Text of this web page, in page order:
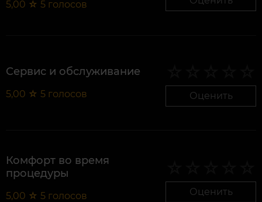
5,00 ☆ 5 голосов
Сервис и обслуживание
5,00 ☆ 5 голосов Оценить
Комфорт во время
процедуры
5,00 ☆ 5 голосов Оценить